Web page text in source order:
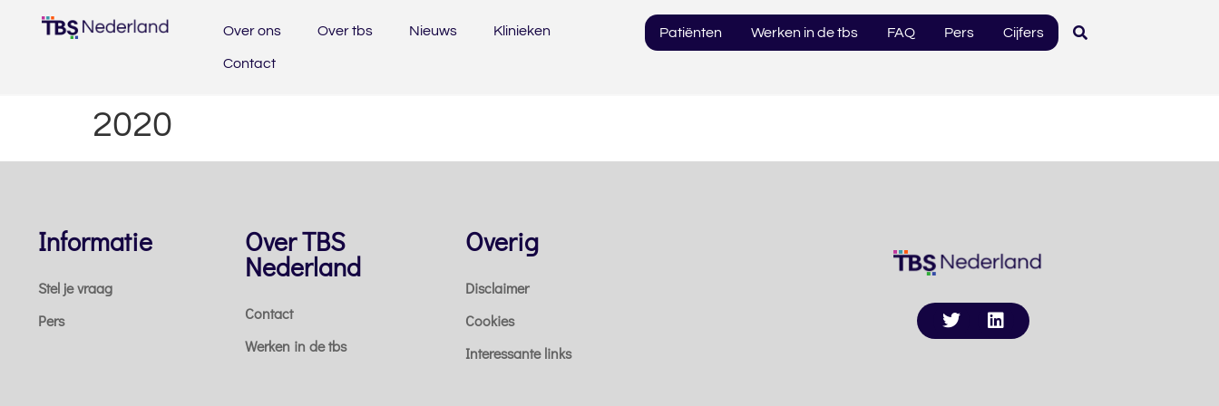
Over ons Over tbs Nieuws Klinieken
Contact
Patiënten Werken in de tbs FAQ Pers Cijfers
2020
Informatie
Stel je vraag
Pers
Over TBS
Nederland
Contact
Werken in de tbs
Overig
Disclaimer
Cookies
Interessante links